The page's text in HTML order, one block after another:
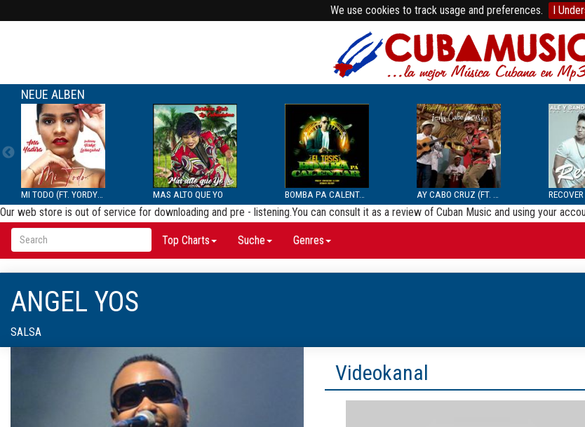
We use cookies to track usage and preferences. I
NEUE ALBEN
MAS ALTO QUE YO BOMBA PA CALENTAR RECOVER
Our web store is out of service for downloading and pre - listening.You can consult it as a review of Cuban Music and using your
Top Charts Suche Genres
ANGEL YOS
SALSA
Videokanal
El Swing de La Habana - Angel Yos